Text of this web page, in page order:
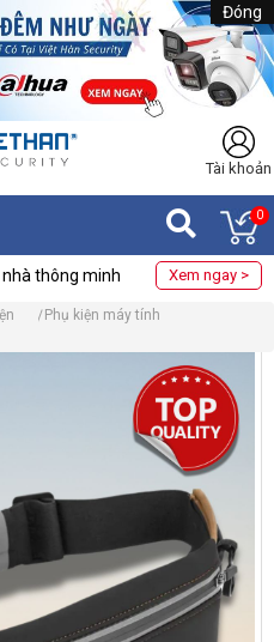
Đóng
Tài khoản
0
nhà thông minh Xem ngay >
Phụ kiện máy tính